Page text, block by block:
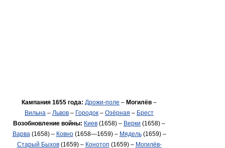
Кампания 1655 года: Дрожи-поле – Могилёв –
Вильна – Львов – Городок – Озёрная – Брест
Возобновление войны: Киев (1658) – Верки (1658) –
Варва (1658) – Ковно(1658—1659) – Мядель(1659) –
Старый Быхов(1659) – Конотоп (1659) – Могилёв-